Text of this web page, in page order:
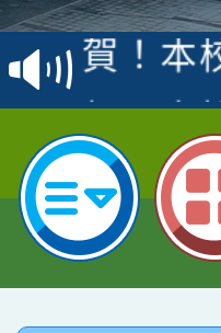
賽 洪綺
名
賀！本
倩參加
名 指導
賀！本
園市英
指導老
賀！本
賽 劉文
臺灣台
賀！本
市賽榮
賀！本